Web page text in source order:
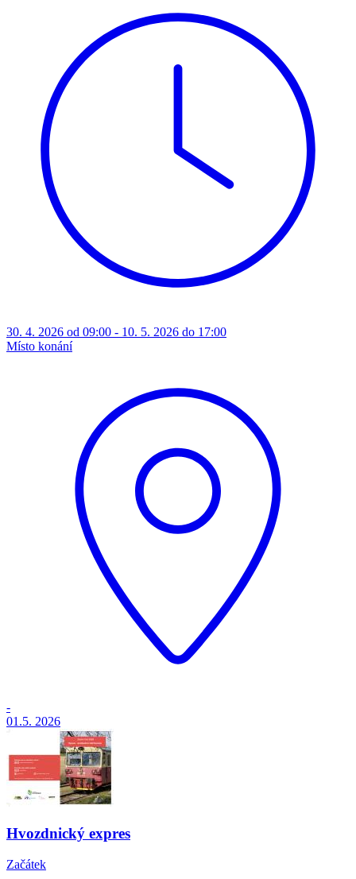
30. 4. 2026 od 09:00 - 10. 5. 2026 do 17:00
Místo konání
-
01.5. 2026
Hvozdnický expres
Začátek